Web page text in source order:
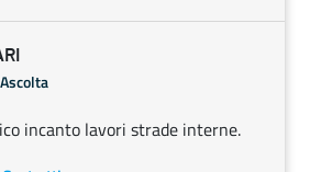
Ascolta
incanto lavori strade interne.